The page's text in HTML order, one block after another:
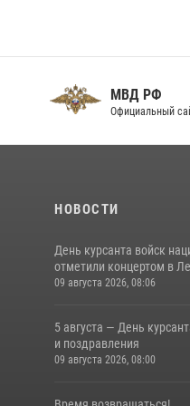
МВД РФ
Официальный
НОВОСТИ
День курсанта войск
отметили концертом в
09 августа 2026, 08:06
5 августа — День
и поздравления
09 августа 2026, 08:00